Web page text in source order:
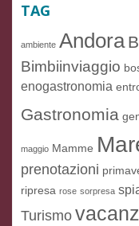
TAG
ambiente Andora
Bimbiinviaggio
enogastronomia
Gastronomia
maggio Mamme
prenotazioni
ripresa rose sorpresa
Turismo